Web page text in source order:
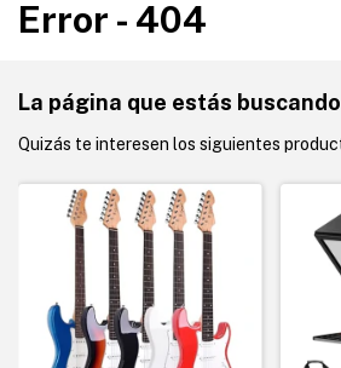
Error - 404
La página que estás
Quizás te interesen los siguientes